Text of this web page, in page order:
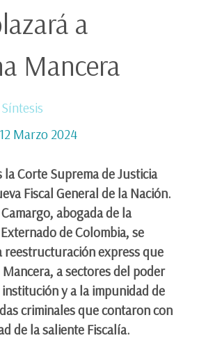
a
Mancera
Síntesis
Marzo 2024
la Corte Suprema de Justicia
Fiscal General de la Nación.
abogada de la
de Colombia, se
reestructuración express que
a sectores del poder
y a la impunidad de
criminales que contaron con
de la saliente Fiscalía.